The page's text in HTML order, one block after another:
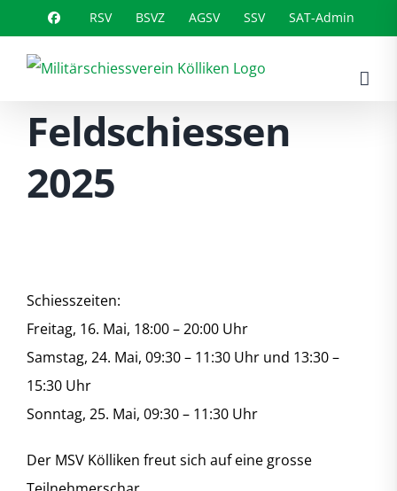
Inhalt
springen
RSV BSVZ AGSV SSV SAT-Admin
Feldschiessen
2025
Schiesszeiten:
Freitag, 16. Mai, 18:00 – 20:00 Uhr
Samstag, 24. Mai, 09:30 – 11:30 Uhr und 13:30 –
15:30 Uhr
Sonntag, 25. Mai, 09:30 – 11:30 Uhr
Der MSV Kölliken freut sich auf eine grosse